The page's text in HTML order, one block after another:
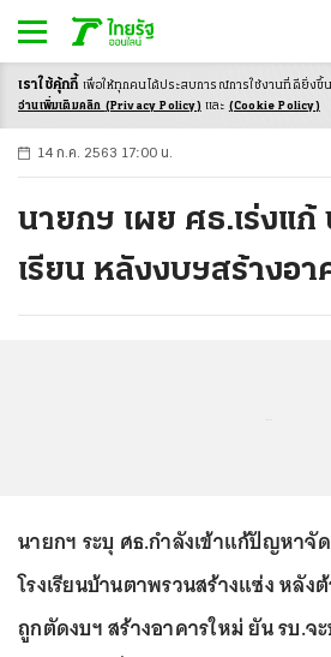
-ก ก ก+
14 ก.ค. 2563 17:00 น.
นายกฯ เผย ศธ.เร่งแก้
เรียน หลังงบฯสร้างอ
นายกฯ ระบุ ศธ.กำลังเข้าแก้ปัญหาจั
โรงเรียนบ้านตาพรวนสร้างแซ่ง หลัง
ถูกตัดงบฯ สร้างอาคารใหม่ ยัน รบ.จ
เราใช้คุ้กกี้ เพื่อให้ทุกคนได้ประสบการณ์การใช้งานที่ดียิ่งขึ้น
อ่านเพิ่มเติมคลิก (Privacy Policy) และ (Cookie Policy)